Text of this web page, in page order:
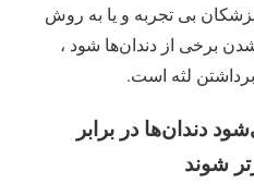
بی تجربه و یا به روش
برخی از دندان‌ها شود ،
لثه است.
دندان‌ها در برابر
شوند